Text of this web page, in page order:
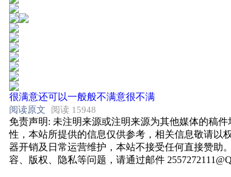
很满意还可以一般般不满意很不满
阅读原文 阅读 15948
免责声明: 未注明来源或注明来源为其他媒体的稿
性，本站所提供的信息仅供参考，相关信息敬请以
器开销及日常运营维护，本站不接受任何直接赞助
容、版权、隐私等问题，请通过邮件